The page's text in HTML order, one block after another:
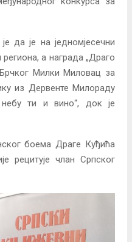
да је на једномјесечни
а награда „Драго
Брчког Милки Миловац за
из Дервенте Милораду
ти и вино“, док је
боема Драге Куђића
рецитује члан Српског